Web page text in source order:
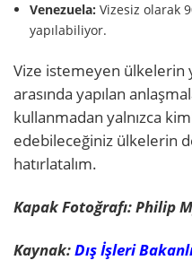
Venezuela:Vizesiz olarak
yapılabiliyor.
Vize istemeyen ülkelerin
arasında yapılan
kullanmadan yalnızca
edebileceğiniz ülkelerin
hatırlatalım.
Kapak Fotoğrafı: Philip
Kaynak:Dış İşleri